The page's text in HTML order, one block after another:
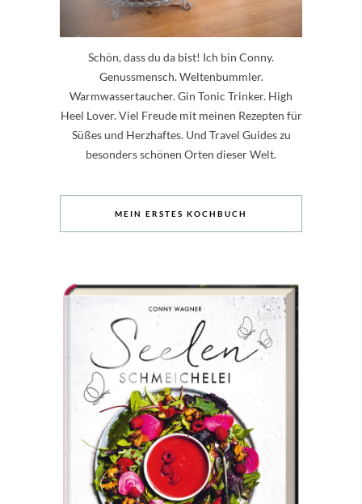
Schön, dass du da bist! Ich bin Conny.
Genussmensch. Weltenbummler.
Warmwassertaucher. Gin Tonic Trinker. High
Heel Lover. Viel Freude mit meinen Rezepten für
Süßes und Herzhaftes. Und Travel Guides zu
besonders schönen Orten dieser Welt.
MEIN ERSTES KOCHBUCH